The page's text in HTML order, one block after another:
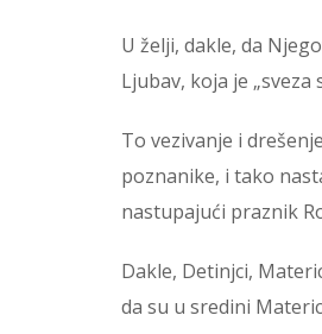
U želji, dakle, da
Ljubav, koja je „sveza
To vezivanje i
poznanike, i tako
nastupajući praznik
Dakle, Detinjci,
da su u sredini